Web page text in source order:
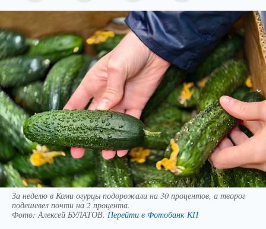
За неделю в Коми огурцы подорожали на 30 процентов, а творог
подешевел почти на 2 процента.
Фото: Алексей БУЛАТОВ. Перейти в Фотобанк КП